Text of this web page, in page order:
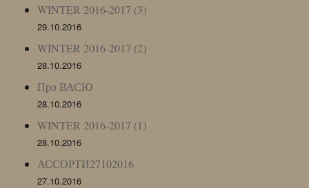
WINTER 2016-2017 (3)
29.10.2016
WINTER 2016-2017 (2)
28.10.2016
Про ВАСЮ
28.10.2016
WINTER 2016-2017 (1)
28.10.2016
АССОРТИ27102016
27.10.2016